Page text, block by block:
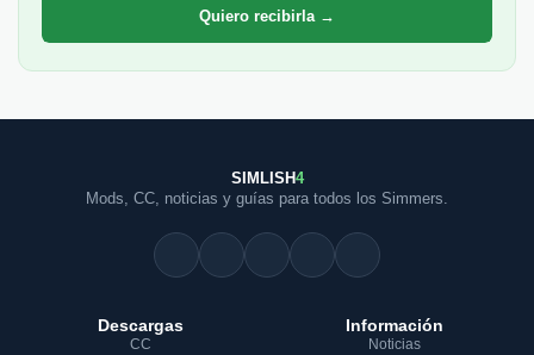
Quiero recibirla →
SIMLISH4
Mods, CC, noticias y guías para todos los Simmers.
Descargas
CC
Información
Noticias